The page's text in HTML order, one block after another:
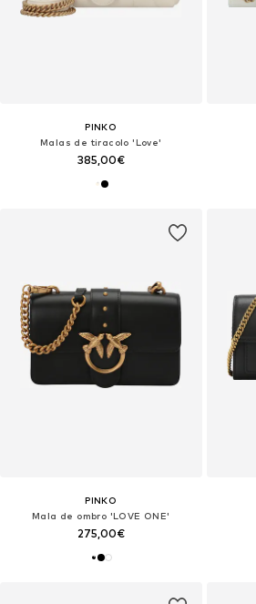
PINKO
Malas de tiracolo 'Love'
385,00€
PINKO
Mala de ombro 'LOVE ONE'
275,00€